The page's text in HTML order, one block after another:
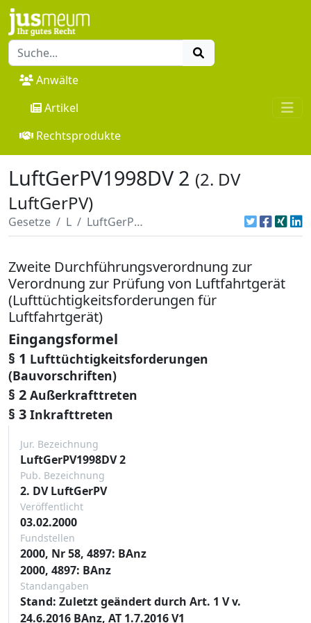
Anwälte
Artikel
Rechtsprodukte
LuftGerPV1998DV 2 (2. DV
LuftGerPV)
Gesetze L LuftGerPV1998DV 2
Zweite Durchführungsverordnung zur
Verordnung zur Prüfung von Luftfahrtgerät
(Lufttüchtigkeitsforderungen für
Luftfahrtgerät)
Eingangsformel
§ 1 Lufttüchtigkeitsforderungen
(Bauvorschriften)
§ 2 Außerkrafttreten
§ 3 Inkrafttreten
Jur. Bezeichnung
LuftGerPV1998DV 2
Pub. Bezeichnung
2. DV LuftGerPV
Veröffentlicht
03.02.2000
Fundstellen
2000, Nr 58, 4897: BAnz
2000, 4897: BAnz
Standangaben
Stand: Zuletzt geändert durch Art. 1 V v.
24.6.2016 BAnz, AT 1.7.2016 V1